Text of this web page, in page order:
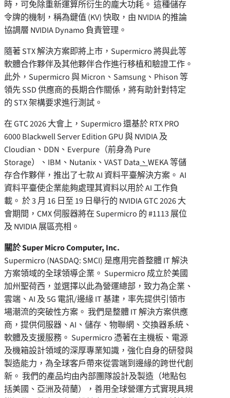
時，可免除重新運算所衍生的龐大功耗。 這種儲存
令牌的機制，稱為鍵值 (KV) 快取，由 NVIDIA 的推論
協調層 NVIDIA Dynamo 負責管理。
隨著 STX 解決方案即將上市，Supermicro 將與此等
軟體合作夥伴及其他夥伴合作進行移植和驗證工作。
此外，Supermicro 與 Micron、Samsung、Phison 等
領先 SSD 供應商的長期合作關係，將有助針對特定
的 STX 架構要求進行測試。
在 GTC 2026 大會上，Supermicro 還基於 RTX PRO
6000 Blackwell Server Edition GPU 與 NVIDIA 及
Cloudian、DDN、Everpure（前身為 Pure
Storage）、IBM、Nutanix、VAST Data 、 WEKA 等儲
存合作夥伴，推出了七款 AI 資料平臺解決方案。 AI
資料平臺使企業能夠處理其資料以用於 AI 工作負
載。 於 3 月 16 日至 19 日舉行的 NVIDIA GTC 2026 大
會期間，CMX 伺服器將在 Supermicro 的 #1113 展位
及 NVIDIA 展區亮相。
關於 Super Micro Computer, Inc.
Supermicro (NASDAQ: SMCI) 是應用完善整體 IT 解決
方案領域的全球領導企業。 Supermicro 成立於美國
加州聖荷西，並選擇以此為營運總部，致力為企業、
雲端、AI 及 5G 電訊/邊緣 IT 基建，率先提供引領市
場潮流的突破性方案。 我們是整體 IT 解決方案供應
商，提供伺服器、AI、儲存、物聯網、交換器系統、
軟體及支援服務。 Supermicro 憑著在主機板、電源
及機箱設計領域的深厚專業知識，強化自身的研發與
製造能力，為全球客戶帶來從雲端到邊緣的跨世代創
新。 我們的產品均由內部團隊設計及製造（地點包
括美國、亞洲及荷蘭），善用全球營運方式實現具規